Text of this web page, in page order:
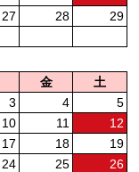
27 28
29
金
土
3 4
5
10 11
12
17 18
19
24 25
26